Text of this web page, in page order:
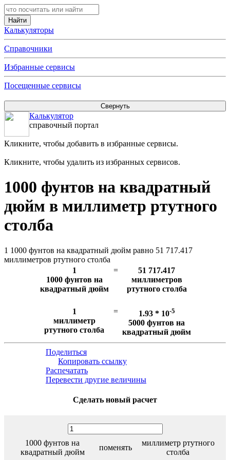
Калькуляторы
Справочники
Избранные сервисы
Посещенные сервисы
Калькулятор
справочный портал
Кликните, чтобы добавить в избранные сервисы.
Кликните, чтобы удалить из избранных сервисов.
1000 фунтов на квадратный
дюйм в миллиметр ртутного
столба
1 1000 фунтов на квадратный дюйм равно 51 717.417
миллиметров ртутного столба
1
1000 фунтов на
квадратный дюйм
=
51 717.417
миллиметров
ртутного столба
1
миллиметр
ртутного столба
= 1.93 * 10-5
5000 фунтов на
квадратный дюйм
Поделиться
Копировать ссылку
Распечатать
Перевести другие величины
Сделать новый расчет
1000 фунтов на
квадратный дюйм
поменять
миллиметр ртутного
столба